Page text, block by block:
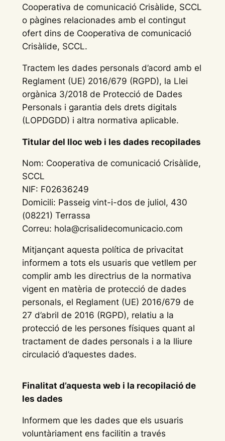
Cooperativa de comunicació Crisàlide, SCCL
o pàgines relacionades amb el contingut
ofert dins de Cooperativa de comunicació
Crisàlide, SCCL.
Tractem les dades personals d’acord amb el
Reglament (UE) 2016/679 (RGPD), la Llei
orgànica 3/2018 de Protecció de Dades
Personals i garantia dels drets digitals
(LOPDGDD) i altra normativa aplicable.
Titular del lloc web i les dades recopilades
Nom: Cooperativa de comunicació Crisàlide,
SCCL
NIF: F02636249
Domicili: Passeig vint-i-dos de juliol, 430
(08221) Terrassa
Correu: hola@crisalidecomunicacio.com
Mitjançant aquesta política de privacitat
informem a tots els usuaris que vetllem per
complir amb les directrius de la normativa
vigent en matèria de protecció de dades
personals, el Reglament (UE) 2016/679 de
27 d’abril de 2016 (RGPD), relatiu a la
protecció de les persones físiques quant al
tractament de dades personals i a la lliure
circulació d’aquestes dades.
Finalitat d’aquesta web i la recopilació de
les dades
Informem que les dades que els usuaris
voluntàriament ens facilitin a través